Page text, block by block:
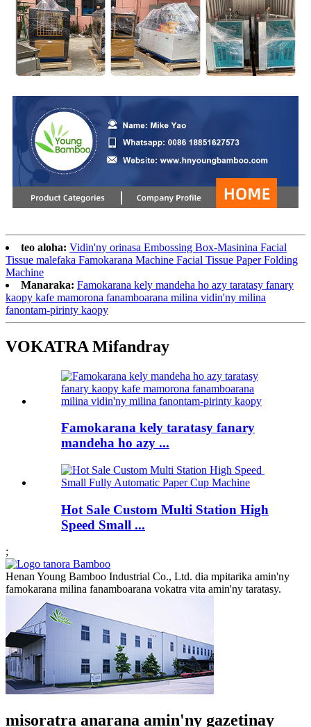
teo aloha: Vidin'ny orinasa Embossing Box-Masinina Facial
Tissue malefaka Famokarana Machine Facial Tissue Paper Folding
Machine
Manaraka: Famokarana kely mandeha ho azy taratasy fanary
kaopy kafe mamorona fanamboarana milina vidin'ny milina
fanontam-pirinty kaopy
VOKATRA Mifandray
Famokarana kely taratasy fanary
mandeha ho azy ...
Hot Sale Custom Multi Station High
Speed ​​Small ...
;
Henan Young Bamboo Industrial Co., Ltd. dia mpitarika amin'ny
famokarana milina fanamboarana vokatra vita amin'ny taratasy.
misoratra anarana amin'ny gazetinay